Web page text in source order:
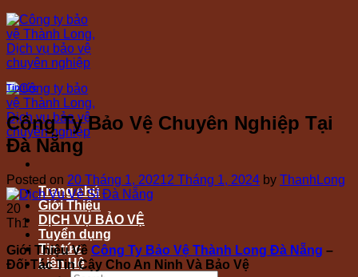
Skip
to
content
Trang chủ
Giới Thiệu
DỊCH VỤ BẢO VỆ
Tuyển dụng
Tin tức
Liên Hệ
Tin tức
Công Ty Bảo Vệ Chuyên Nghiệp Tại
Đà Nẵng
Posted on 20 Tháng 1, 20212 Tháng 1, 2024 by ThanhLong
20
Th1
Giới Thiệu Về Công Ty Bảo Vệ Thành Long Đà Nẵng –
Đối Tác Tin Cậy Cho An Ninh Và Bảo Vệ